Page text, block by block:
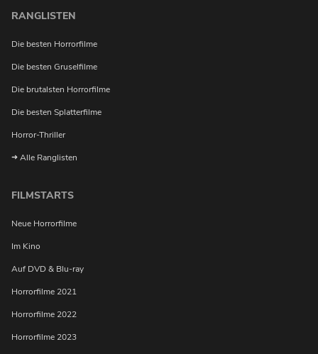
RANGLISTEN
Die besten Horrorfilme
Die besten Gruselfilme
Die brutalsten Horrorfilme
Die besten Splatterfilme
Horror-Thriller
Alle Ranglisten
FILMSTARTS
Neue Horrorfilme
Im Kino
Auf DVD & Blu-ray
Horrorfilme 2021
Horrorfilme 2022
Horrorfilme 2023